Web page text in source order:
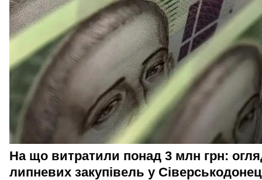
На що витратили понад 3 млн грн:
липневих закупівель у